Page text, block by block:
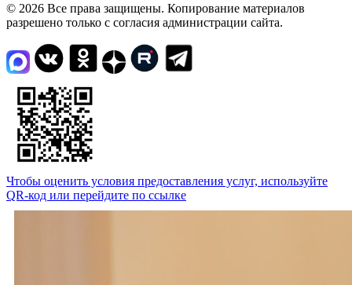
© 2026 Все права защищены. Копирование материалов
разрешено только с согласия администрации сайта.
Чтобы оценить условия предоставления услуг, используйте
QR-код или перейдите по ссылке